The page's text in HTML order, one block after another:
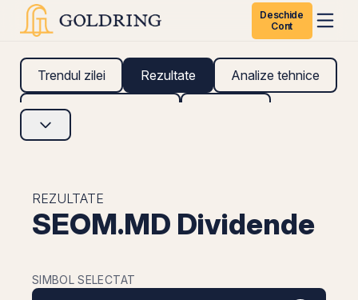
Deschide
Cont
Trendul zilei Rezultate Analize tehnice
Analize fundamentale
REZULTATE
SEOM.MD Dividende
SIMBOL SELECTAT